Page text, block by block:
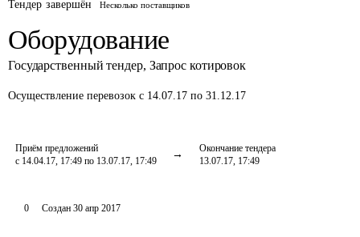
Тендер завершён Несколько поставщиков
Оборудование
Государственный тендер, Запрос котировок
Осуществление перевозок с 14.07.17 по 31.12.17
Приём предложений
с 14.04.17, 17:49 по 13.07.17, 17:49
Окончание тендера
13.07.17, 17:49
0 Создан 30 апр 2017